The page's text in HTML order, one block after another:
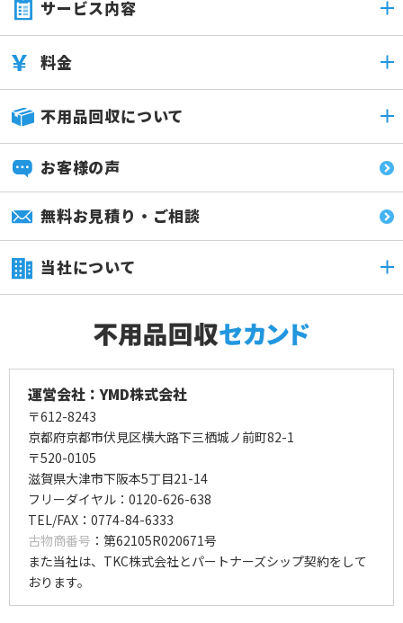
サービス内容
料金
不用品回収について
お客様の声
無料お見積り・ご相談
当社について
運営会社：YMD株式会社
〒612-8243
京都府京都市伏見区横大路下三栖城ノ前町82-1
〒520-0105
滋賀県大津市下阪本5丁目21-14
フリーダイヤル：0120-626-638
TEL/FAX：0774-84-6333
古物商番号 ：第62105R020671号
また当社は、TKC株式会社とパートナーズシップ契約をして
おります。